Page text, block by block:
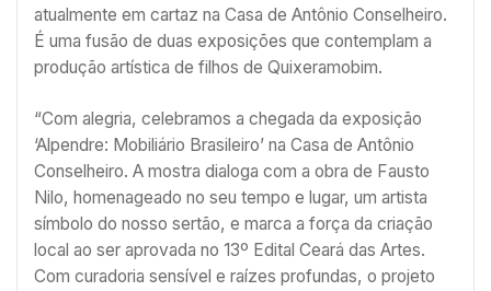
atualmente em cartaz na Casa de Antônio Conselheiro.
É uma fusão de duas exposições que contemplam a
produção artística de filhos de Quixeramobim.
“Com alegria, celebramos a chegada da exposição
‘Alpendre: Mobiliário Brasileiro’ na Casa de Antônio
Conselheiro. A mostra dialoga com a obra de Fausto
Nilo, homenageado no seu tempo e lugar, um artista
símbolo do nosso sertão, e marca a força da criação
local ao ser aprovada no 13º Edital Ceará das Artes.
Com curadoria sensível e raízes profundas, o projeto